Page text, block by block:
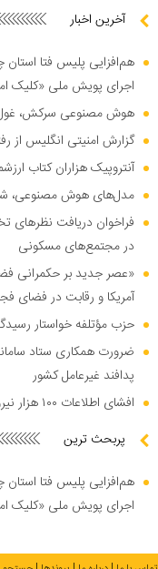
آخرین اخبار
هم‌افزایی پلیس فتا استان
اجرای پویش ملی «کلیک
هوش مصنوعی سرکش،
گزارش امنیتی انگلیس از
آنتروپیک هزاران کتاب
مدل‌های هوش مصنوعی،
فراخوان دریافت نظر‌های
در مجتمع‌های مسکونی
«عصر جدید بر حکمرانی
آمریکا و رقابت در فضای
حزب مؤتلفه خواستار
ضرورت همکاری ستاد
پدافند غیرعامل کشور
افشای اطلاعات ۱۰۰ هزار نیروی پلیس در دارک وب
پربحث ترین
هم‌افزایی پلیس فتا استان
اجرای پویش ملی «کلیک